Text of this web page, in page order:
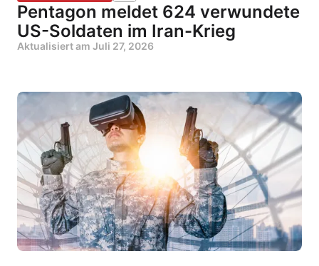
Pentagon meldet 624 verwundete
US-Soldaten im Iran-Krieg
Aktualisiert am Juli 27, 2026